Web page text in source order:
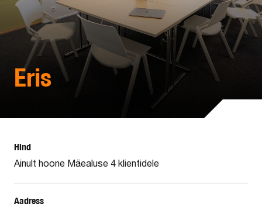
Eris
Hind
Ainult hoone Mäealuse 4 klientidele
Aadress